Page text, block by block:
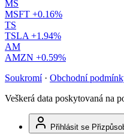
MS
MSFT +0.16%
TS
TSLA +1.94%
AM
AMZN +0.59%
Soukromí · Obchodní
Veškerá data poskytovaná na
Přihlásit se